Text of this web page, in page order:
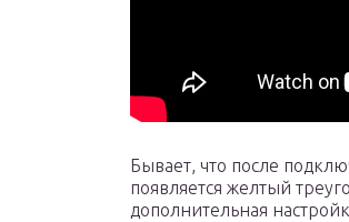
Бывает, что после
появляется желтый
дополнительная